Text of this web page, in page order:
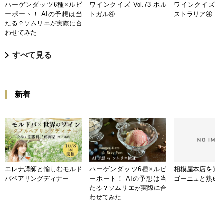
ハーゲンダッツ6種×ルビ
ーポート！ AIの予想は当
たる？ソムリエが実際に合
わせてみた
ワインクイズ Vol.73 ポル
トガル④
ワインクイズ
ストラリア④
すべて見る
新着
エレナ講師と愉しむモルド
バペアリングディナー
ハーゲンダッツ6種×ルビ
ーポート！ AIの予想は当
たる？ソムリエが実際に合
わせてみた
相模屋本店を
ゴーニュと熟